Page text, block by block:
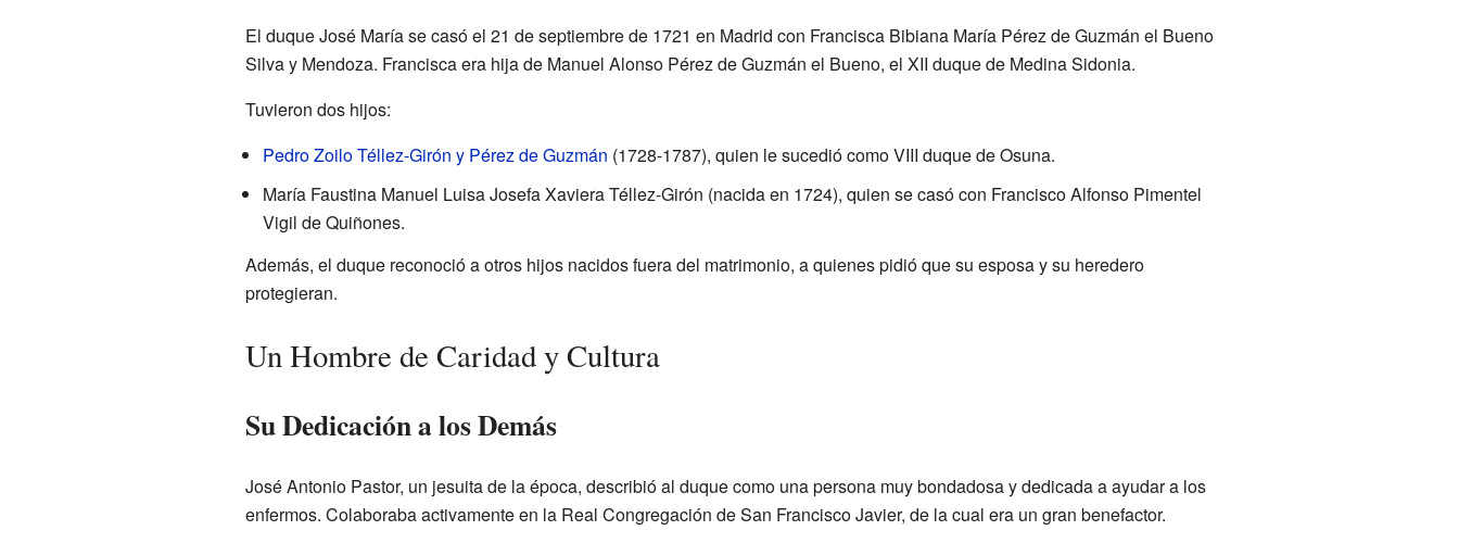
El duque José María se casó el 21 de septiembre de 1721 en Madrid con Francisca Bibiana María Pérez de Guzmán el Bueno
Silva y Mendoza. Francisca era hija de Manuel Alonso Pérez de Guzmán el Bueno, el XII duque de Medina Sidonia.
Tuvieron dos hijos:
Pedro Zoilo Téllez-Girón y Pérez de Guzmán (1728-1787), quien le sucedió como VIII duque de Osuna.
María Faustina Manuel Luisa Josefa Xaviera Téllez-Girón (nacida en 1724), quien se casó con Francisco Alfonso Pimentel
Vigil de Quiñones.
Además, el duque reconoció a otros hijos nacidos fuera del matrimonio, a quienes pidió que su esposa y su heredero
protegieran.
Un Hombre de Caridad y Cultura
Su Dedicación a los Demás
José Antonio Pastor, un jesuita de la época, describió al duque como una persona muy bondadosa y dedicada a ayudar a los
enfermos. Colaboraba activamente en la Real Congregación de San Francisco Javier, de la cual era un gran benefactor.